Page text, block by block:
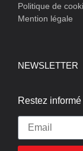
Politique de
Mention légale
NEWSLETTER
Restez informé